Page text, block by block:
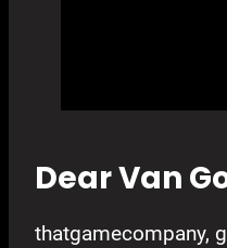
Dear Van
thatgamecompany,